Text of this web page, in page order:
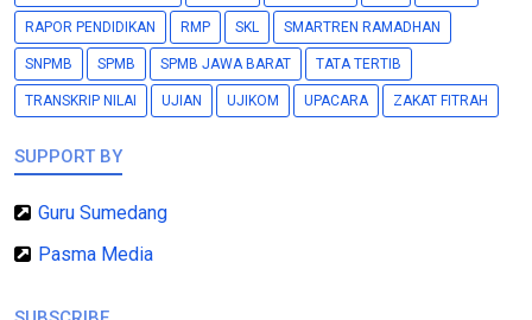
RAPOR PENDIDIKAN RMP SKL SMARTREN RAMADHAN
SNPMB SPMB SPMB JAWA BARAT TATA TERTIB
TRANSKRIP NILAI UJIAN UJIKOM UPACARA ZAKAT FITRAH
SUPPORT BY
Guru Sumedang
Pasma Media